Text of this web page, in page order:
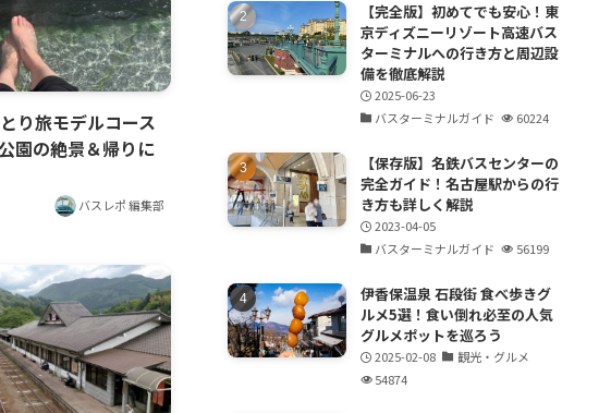
り旅モデルコース
園の絶景＆帰りに
バスレポ 編集部
【完全版】初めてでも安心！東
京ディズニーリゾート高速バス
ターミナルへの行き方と周辺設
備を徹底解説
2025-06-23
バスターミナルガイド
60224
【保存版】名鉄バスセンターの
完全ガイド！名古屋駅からの行
き方も詳しく解説
2023-04-05
バスターミナルガイド
56199
伊香保温泉 石段街 食べ歩きグ
ルメ5選！食い倒れ必至の人気
グルメポットを巡ろう
2025-02-08
観光・グルメ
54874